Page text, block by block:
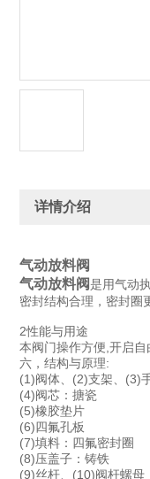
详情介绍
气动放料阀
气动放料阀是用气动
密封结构合理，密封圈
2性能与用途
本阀门操作方便,开启
六，结构与原理:
(1)阀体、(2)支架、(3)
(4)阀芯：搪瓷
(5)橡胶垫片
(6)四氟孔板
(7)填料：四氟密封圈
(8)压盖子：铸铁
(9)丝杆、(10)阀杆螺母